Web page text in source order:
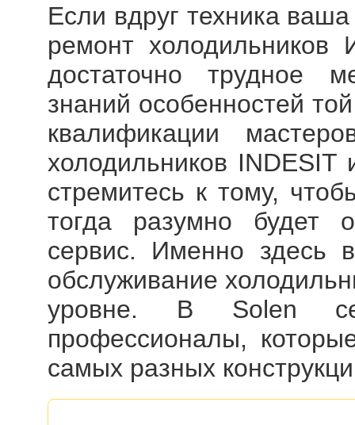
Если вдруг техника
ремонт холодильников
достаточно трудное
знаний особенностей
квалификации
холодильников INDESIT
стремитесь к тому,
тогда разумно будет
сервис. Именно здесь
обслуживание
уровне. В Solen
профессионалы,
самых разных